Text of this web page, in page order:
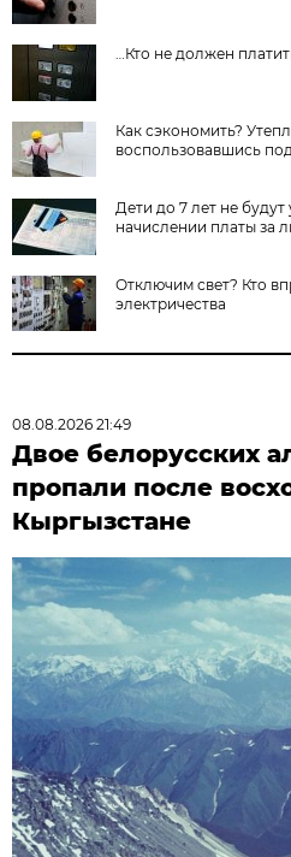
…Кто не должен
Как сэкономить?
воспользовавшись
Дети до 7 лет не будут
начислении платы за
Отключим свет? Кто
электричества
08.08.2026 21:49
Двое белорусских
пропали после
Кыргызстане